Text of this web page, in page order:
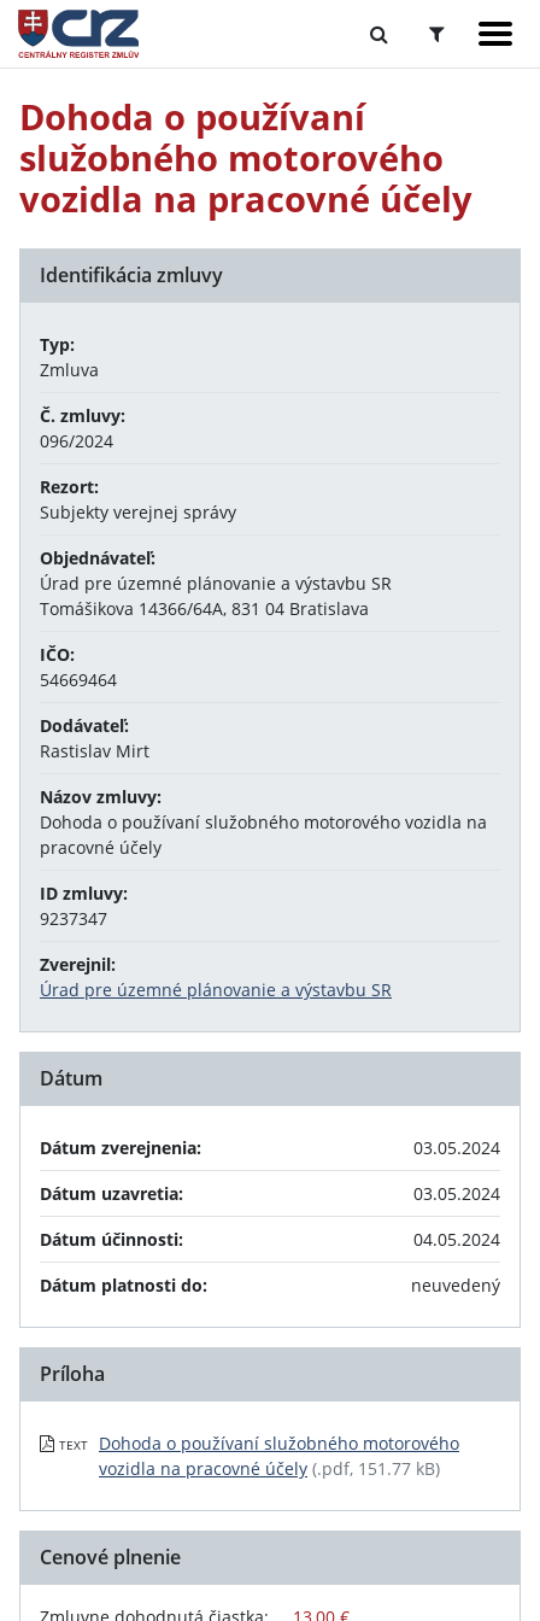
Dohoda o používaní
služobného motorového
vozidla na pracovné účely
Identifikácia zmluvy
Typ:
Zmluva
Č. zmluvy:
096/2024
Rezort:
Subjekty verejnej správy
Objednávateľ:
Úrad pre územné plánovanie a výstavbu SR
Tomášikova 14366/64A, 831 04 Bratislava
IČO:
54669464
Dodávateľ:
Rastislav Mirt
Názov zmluvy:
Dohoda o používaní služobného motorového vozidla na
pracovné účely
ID zmluvy:
9237347
Zverejnil:
Úrad pre územné plánovanie a výstavbu SR
Dátum
Dátum zverejnenia:
03.05.2024
Dátum uzavretia:
03.05.2024
Dátum účinnosti:
04.05.2024
Dátum platnosti do:
neuvedený
Príloha
TEXT
Dohoda o používaní služobného motorového
vozidla na pracovné účely (.pdf, 151.77 kB)
Cenové plnenie